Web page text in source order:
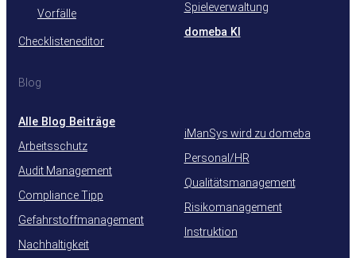
Vorfälle
Checklisteneditor
Spieleverwaltung
domeba KI
Blog
Alle Blog Beiträge
Arbeitsschutz
Audit Management
Compliance Tipp
Gefahrstoffmanagement
Nachhaltigkeit
iManSys wird zu domeba
Personal/HR
Qualitätsmanagement
Risikomanagement
Instruktion